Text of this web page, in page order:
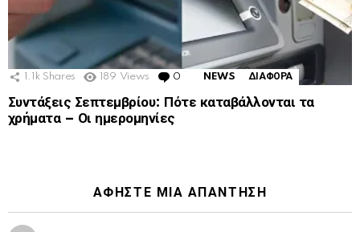
1.1k Shares 189 Views 0 Comments
NEWS ΔΙΑΦΟΡΑ
Συντάξεις Σεπτεμβρίου: Πότε καταβάλλονται τα
χρήματα – Οι ημερομηνίες
ΑΦΉΣΤΕ ΜΙΑ ΑΠΆΝΤΗΣΗ